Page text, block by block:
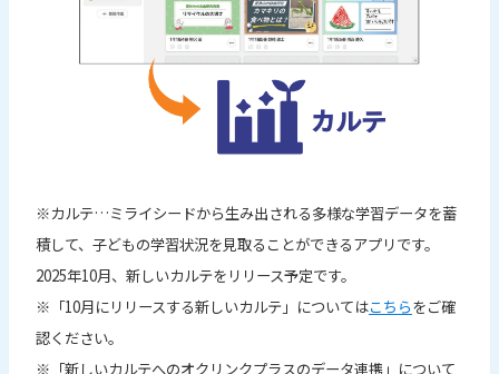
※カルテ…ミライシードから生み出される多様な学習データを蓄
積して、子どもの学習状況を見取ることができるアプリです。
2025年10月、新しいカルテをリリース予定です。
※「10月にリリースする新しいカルテ」についてはこちらをご確
認ください。
※「新しいカルテへのオクリンクプラスのデータ連携」について